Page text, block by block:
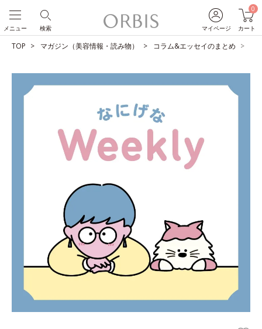
マイページ
0
カート
検索
メニュー
TOP マガジン（美容情報・読み物） コラム&エッセイのまとめ